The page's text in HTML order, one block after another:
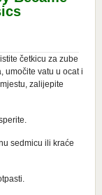
četkicu za zube
umočite vatu u ocat i
zalijepite
sedmicu ili kraće